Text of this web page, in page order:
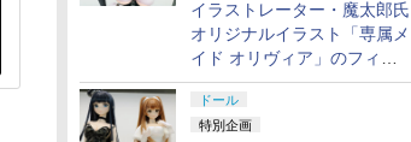
イラストレーター・魔太郎氏
オリジナルイラスト「専属メ
イド オリヴィア」のフィギ
ュア彩色原型が東京フィギュ
アギャラリーにて展示中
ドール
特別企画